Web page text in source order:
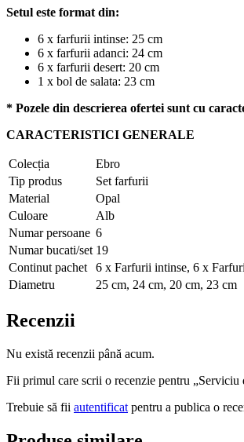
Setul este format din:
6 x farfurii intinse: 25 cm
6 x farfurii adanci: 24 cm
6 x farfurii desert: 20 cm
1 x bol de salata: 23 cm
* Pozele din descrierea ofertei sunt cu
CARACTERISTICI GENERALE
Colecția
Ebro
Tip produs
Set farfurii
Material
Opal
Culoare
Alb
Numar persoane 6
Numar bucati/set 19
Continut pachet
6 x Farfurii intinse, 6 x
Diametru
25 cm, 24 cm, 20 cm, 23 cm
Recenzii
Nu există recenzii până acum.
Fii primul care scrii o recenzie pentru „Serviciu
Trebuie să fii autentificat pentru a publica o